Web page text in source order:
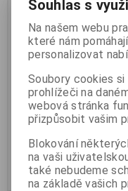
lze objednat 1ks
Termín dodání (dny): 1
350 Kč
290 Kč (bez DPH:)
Koupit
Souhlas s
Na našem webu
které nám
personalizovat
Soubory cookies
prohlížeči na
webová stránka
přizpůsobit vašim
Blokování
na vaši
také nebudeme
na základě vašich